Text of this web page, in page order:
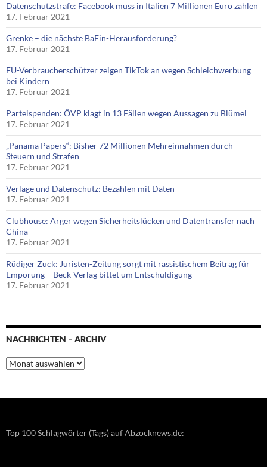
Datenschutzstrafe: Facebook muss in Italien 7 Millionen Euro zahlen
17. Februar 2021
Grenke – die nächste BaFin-Herausforderung?
17. Februar 2021
EU-Verbraucherschützer zeigen TikTok an wegen Schleichwerbung
bei Kindern
17. Februar 2021
Parteispenden: ÖVP klagt in 13 Fällen wegen Aussagen zu Blümel
17. Februar 2021
„Panama Papers“: Bisher 72 Millionen Mehreinnahmen durch
Steuern und Strafen
17. Februar 2021
Verlage und Datenschutz: Bezahlen mit Daten
17. Februar 2021
Clubhouse: Ärger wegen Sicherheitslücken und Datentransfer nach
China
17. Februar 2021
Rüdiger Zuck: Juristen-Zeitung sorgt mit rassistischem Beitrag für
Empörung – Beck-Verlag bittet um Entschuldigung
17. Februar 2021
NACHRICHTEN – ARCHIV
Nachrichten
–
Top 100 Schlagwörter (Tags) auf Abzocknews.de: